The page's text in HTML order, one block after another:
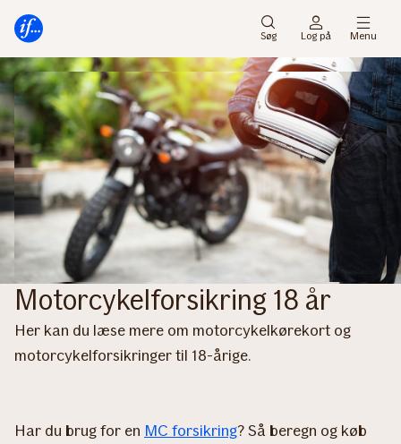
Søg Log på Menu
Motorcykelforsikring 18 år
Her kan du læse mere om motorcykelkørekort og
motorcykelforsikringer til 18-årige.
Har du brug for en MC forsikring? Så beregn og køb